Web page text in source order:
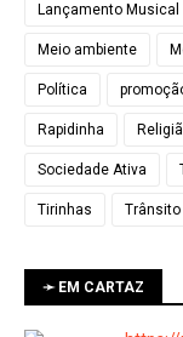
Lançamento Musical
Meio ambiente
Política
Rapidinha
Sociedade Ativa
Tirinhas Trânsito
➛ EM CARTAZ